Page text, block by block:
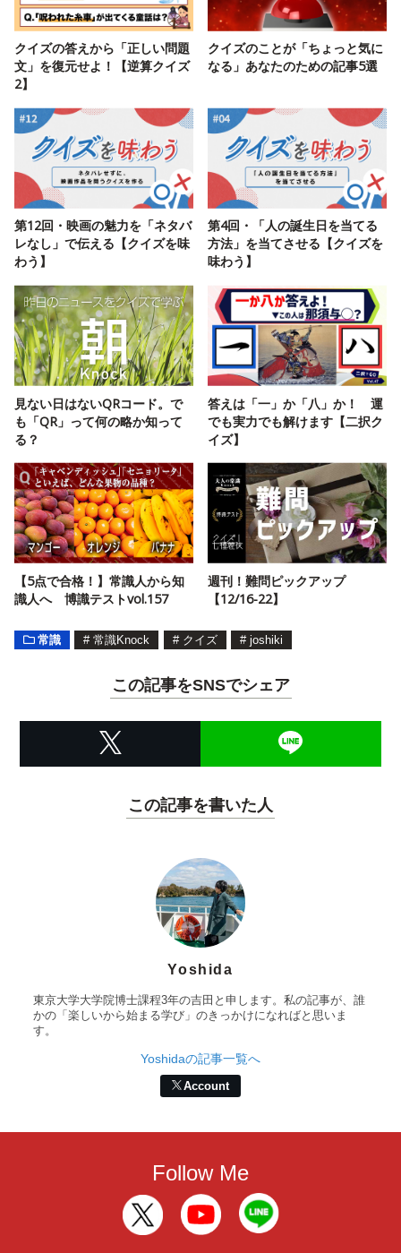
クイズの答えから「正しい問題
文」を復元せよ！【逆算クイズ
2】
クイズのことが「ちょっと気に
なる」あなたのための記事5選
第12回・映画の魅力を「ネタバ
レなし」で伝える【クイズを味
わう】
第4回・「人の誕生日を当てる
方法」を当てさせる【クイズを
味わう】
見ない日はないQRコード。で
も「QR」って何の略か知って
る？
答えは「一」か「八」か！ 運
でも実力でも解けます【二択ク
イズ】
【5点で合格！】常識人から知
識人へ 博識テストvol.157
週刊！難問ピックアップ
【12/16-22】
常識 # 常識Knock # クイズ # joshiki
この記事をSNSでシェア
この記事を書いた人
Yoshida
東京大学大学院博士課程3年の吉田と申します。私の記事が、誰
かの「楽しいから始まる学び」のきっかけになればと思いま
す。
Yoshidaの記事一覧へ
Account
Follow Me